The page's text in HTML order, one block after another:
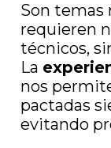
Son temas
requieren
técnicos,
La
nos
pactadas
evitando